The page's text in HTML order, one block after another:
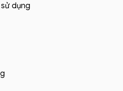
dụng